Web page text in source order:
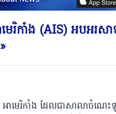
មេរិកាំង (AIS) អបអរស
ប អាមេរិកាំង ដែលជាសាលាចំ